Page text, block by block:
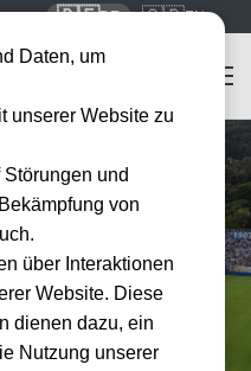
🇩🇪DE 🇬🇧EN
Daten, um
unserer Website zu
und
von
über Interaktionen
Website. Diese
dienen dazu, ein
Nutzung unserer